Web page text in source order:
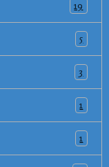
19
5
3
1
1